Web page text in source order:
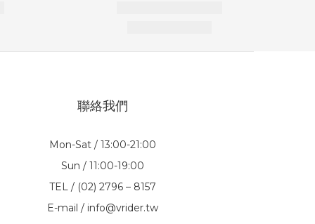
聯絡我們
Mon-Sat / 13:00-21:00
Sun / 11:00-19:00
TEL / (02) 2796 – 8157
E-mail / info@vrider.tw